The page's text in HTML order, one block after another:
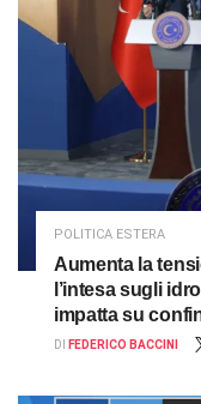
POLITICA ESTERA
Aumenta la
l’intesa sugli
impatta su
DI FEDERICO BACCINI